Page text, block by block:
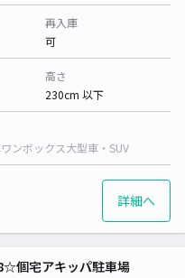
再入庫
可
高さ
230cm 以下
ワンボックス大型車・SUV
詳細へ
個宅アキッパ駐車場